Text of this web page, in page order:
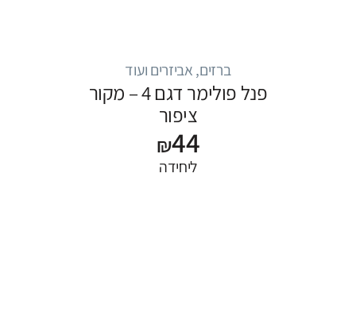
ברזים, אביזרים ועוד
פנל פולימר דגם 4 – מקור
ציפור
₪44
ליחידה